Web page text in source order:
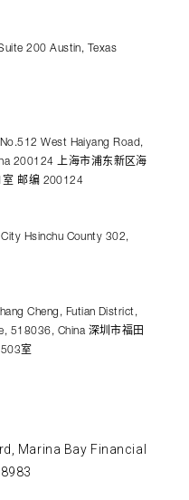
200 Austin, Texas
West Haiyang Road,
200124 上海市浦东新区海
室 邮编 200124
Hsinchu County 302,
Cheng, Futian District,
518036, China 深圳市福田
室
Marina Bay Financial